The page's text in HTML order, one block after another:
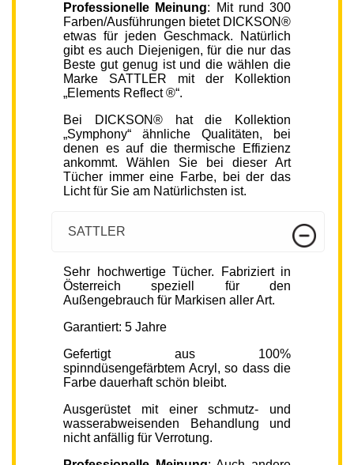
Professionelle Meinung: Mit rund 300
Farben/Ausführungen bietet DICKSON®
etwas für jeden Geschmack. Natürlich
gibt es auch Diejenigen, für die nur das
Beste gut genug ist und die wählen die
Marke SATTLER mit der Kollektion
„Elements Reflect ®“.
Bei DICKSON® hat die Kollektion
„Symphony“ ähnliche Qualitäten, bei
denen es auf die thermische Effizienz
ankommt. Wählen Sie bei dieser Art
Tücher immer eine Farbe, bei der das
Licht für Sie am Natürlichsten ist.
SATTLER
Sehr hochwertige Tücher. Fabriziert in
Österreich speziell für den
Außengebrauch für Markisen aller Art.
Garantiert: 5 Jahre
Gefertigt aus 100%
spinndüsengefärbtem Acryl, so dass die
Farbe dauerhaft schön bleibt.
Ausgerüstet mit einer schmutz- und
wasserabweisenden Behandlung und
nicht anfällig für Verrotung.